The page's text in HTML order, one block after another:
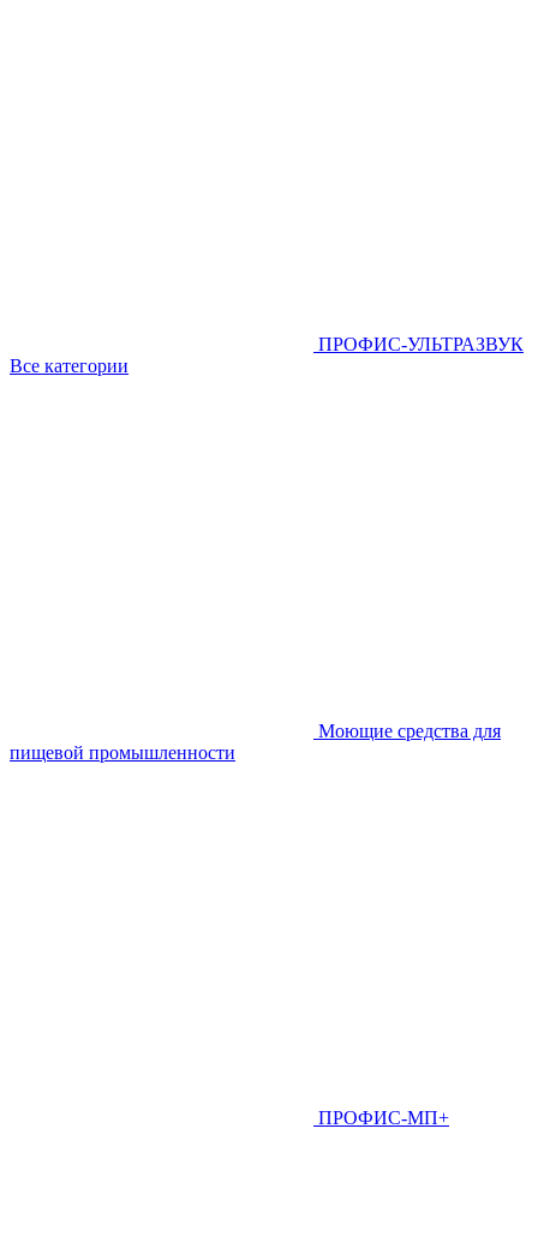
ПРОФИС-УЛЬТРАЗВУК
Все категории
Моющие средства для
пищевой промышленности
ПРОФИС-МП+